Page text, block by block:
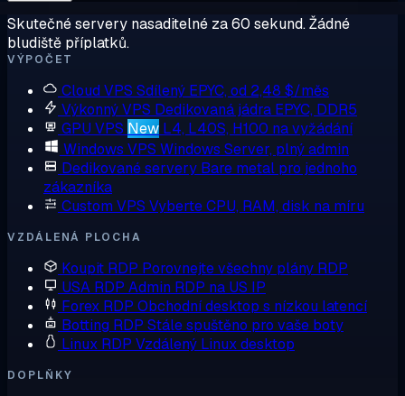
Skutečné servery nasaditelné za 60 sekund. Žádné
bludiště příplatků.
VÝPOČET
Cloud VPS Sdílený EPYC, od 2,48 $/měs
Výkonný VPS Dedikovaná jádra EPYC, DDR5
GPU VPS New L4, L40S, H100 na vyžádání
Windows VPS Windows Server, plný admin
Dedikované servery Bare metal pro jednoho
zákazníka
Custom VPS Vyberte CPU, RAM, disk na míru
VZDÁLENÁ PLOCHA
Koupit RDP Porovnejte všechny plány RDP
USA RDP Admin RDP na US IP
Forex RDP Obchodní desktop s nízkou latencí
Botting RDP Stále spuštěno pro vaše boty
Linux RDP Vzdálený Linux desktop
DOPLŇKY